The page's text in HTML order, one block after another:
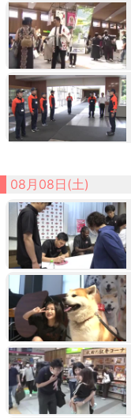
08月08日(土)